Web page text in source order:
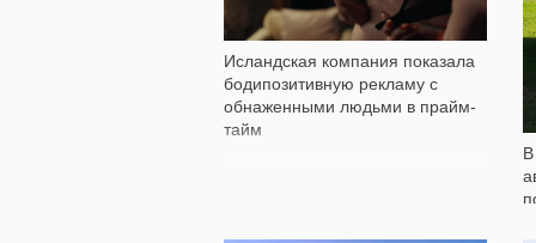
Исландская компания показала
бодипозитивную рекламу с
обнаженными людьми в прайм-
тайм